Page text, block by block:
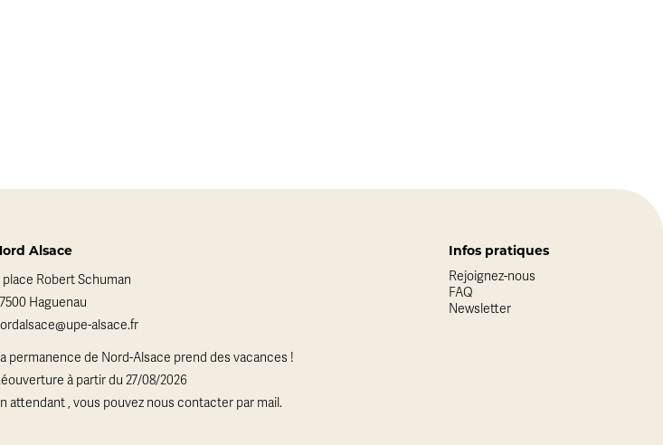
Alsace
place Robert Schuman
Haguenau
alsace.fr
permanence de Nord-Alsace prend des vacances !
à partir du 27/08/2026
attendant , vous pouvez nous contacter par mail.
Infos pratiques
Rejoignez-nous
FAQ
Newsletter